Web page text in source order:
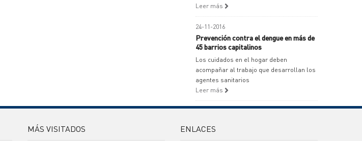
Leer más
24-11-2016
Prevención contra el dengue en más de
45 barrios capitalinos
Los cuidados en el hogar deben
acompañar al trabajo que desarrollan los
agentes sanitarios
Leer más
MÁS VISITADOS ENLACES